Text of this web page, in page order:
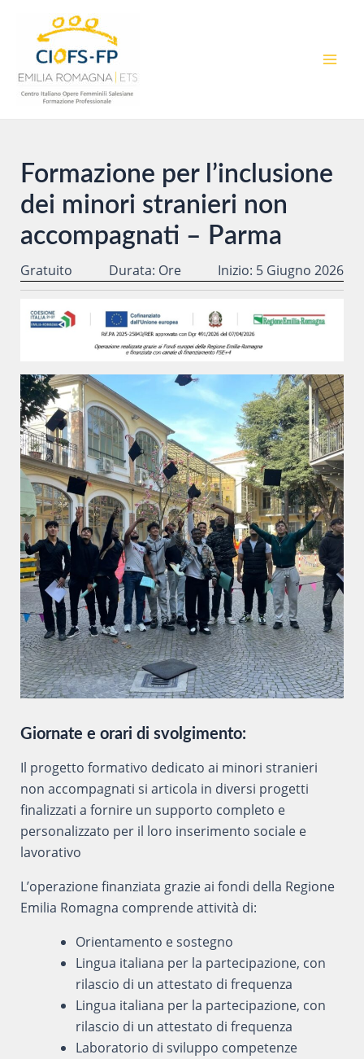
contenuto
Formazione per l’inclusione
dei minori stranieri non
accompagnati – Parma
Gratuito Durata: Ore Inizio: 5 Giugno 2026
Giornate e orari di svolgimento:
Il progetto formativo dedicato ai minori stranieri
non accompagnati si articola in diversi progetti
finalizzati a fornire un supporto completo e
personalizzato per il loro inserimento sociale e
lavorativo
L’operazione finanziata grazie ai fondi della Regione
Emilia Romagna comprende attività di:
Orientamento e sostegno
Lingua italiana per la partecipazione, con
rilascio di un attestato di frequenza
Lingua italiana per la partecipazione, con
rilascio di un attestato di frequenza
Laboratorio di sviluppo competenze